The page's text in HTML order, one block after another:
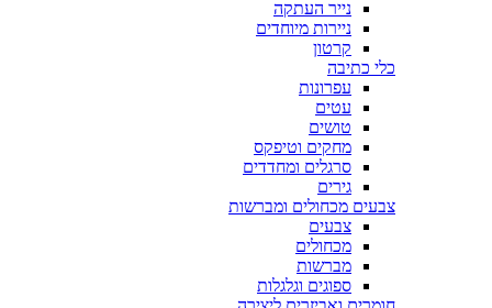
נייר העתקה
ניירות מיוחדים
קרטון
כלי כתיבה
עפרונות
עטים
טושים
מחקים וטיפקס
סרגלים ומחדדים
גירים
צבעים מכחולים ומברשות
צבעים
מכחולים
מברשות
ספוגים וגלגלות